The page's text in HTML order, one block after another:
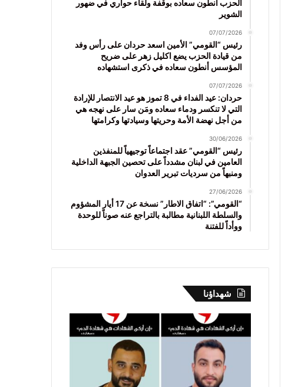
الحزب أنطون سعاده بوقفة ولقاء حواري في ضهور
الشوير
07/07/2026
رئيس “القومي” الأمين اسعد حردان على رأس وفد
من قيادة الحزب يضع اكليل زهر على ضريح
المؤسس أنطون سعاده في ذكرى استشهاده
07/07/2026
حردان: عيد الفداء في 8 تموز هو عيد الانتصار للإرادة
التي لا تنكسر ودماء سعاده ومَن سار على نهجه هي
من أجل نهضة الأمة وحريتها وسيادتها وكرامتها
30/06/2026
رئيس “القومي” عقد اجتماعاً توجيهياً للمنفذين
العامين في لبنان مشدداً على تحصين الجبهة الداخلية
ومنبهاً من سرديات تبرير العدوان
27/06/2026
“القومي”: “اتفاق الاطار” نسخة عن 17 أيار المشؤوم
والسلطة اللبنانية مطالبة بالتراجع عنه صوناً للوحدة
ووأداً للفتنة
شهداؤنا